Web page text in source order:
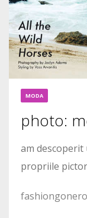
MODA
photo:
am descoperit
propriile